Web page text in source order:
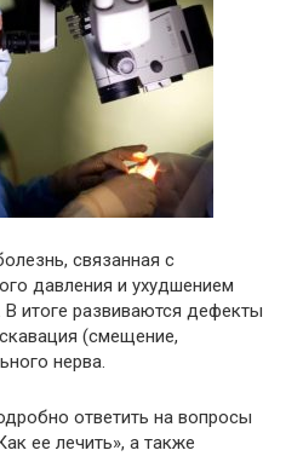
связанная с
давления и ухудшением
В итоге развиваются дефекты
(смещение,
нерва.
ответить на вопросы
ее лечить», а также